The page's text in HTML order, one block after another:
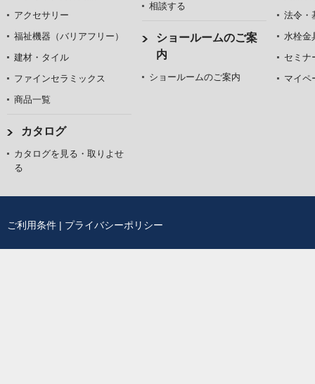
アクセサリー
福祉機器（バリアフリー）
建材・タイル
ファインセラミックス
商品一覧
カタログ
カタログを見る・取りよせ
る
相談する
ショールームのご案
内
ショールームのご案内
法令・
水栓金
セミナ
マイペ
ご利用条件 | プライバシーポリシー